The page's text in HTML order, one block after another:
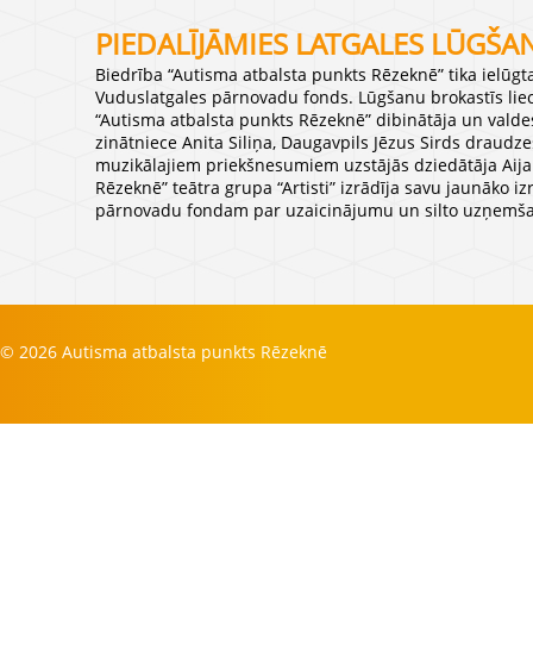
PIEDALĪJĀMIES LATGALES
Biedrība “Autisma atbalsta punkts Rēzeknē” tika
Vuduslatgales pārnovadu fonds. Lūgšanu brokastīs
“Autisma atbalsta punkts Rēzeknē” dibinātāja un
zinātniece Anita Siliņa, Daugavpils Jēzus Sirds
muzikālajiem priekšnesumiem uzstājās dziedātāja
Rēzeknē” teātra grupa “Artisti” izrādīja savu jaunāko
pārnovadu fondam par uzaicinājumu un silto
© 2026 Autisma atbalsta punkts Rēzeknē